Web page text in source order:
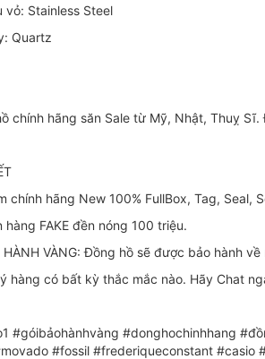
vỏ: Stainless Steel
Quartz
chính hãng săn Sale từ Mỹ, Nhật, Thuỵ Sĩ.
chính hãng New 100% FullBox, Tag, Seal,
hàng FAKE đền nóng 100 triệu.
HÀNH VÀNG: Đồng hồ sẽ được bảo hành
hàng có bất kỳ thắc mắc nào. Hãy Chat
#góibảohànhvàng #donghochinhhang
#fossil #frederiqueconstant